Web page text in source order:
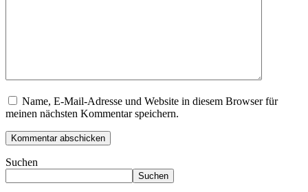
Name, E-Mail-Adresse und Website in diesem Browser für
meinen nächsten Kommentar speichern.
Suchen
Suchen